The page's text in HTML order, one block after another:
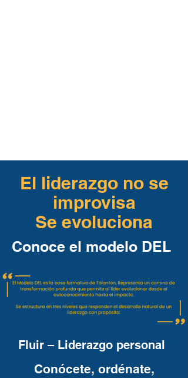
El liderazgo no se
improvisa
Se evoluciona
Conoce el modelo DEL
Fluir – Liderazgo personal
Conócete, ordénate,